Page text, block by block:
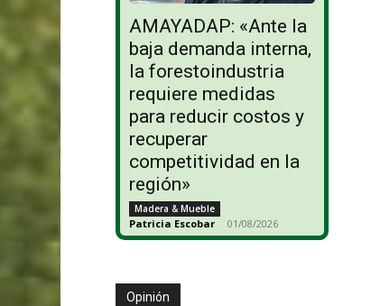
AMAYADAP: «Ante la
baja demanda interna,
la forestoindustria
requiere medidas
para reducir costos y
recuperar
competitividad en la
región»
Madera & Mueble
Patricia Escobar - 01/08/2026
Opinión